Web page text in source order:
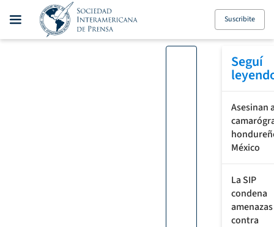
Suscribite
Seguí
Asesinan
México
La SIP
condena
amenazas
contra